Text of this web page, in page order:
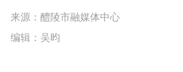
来源：醴陵市融媒体中心
编辑：吴昀